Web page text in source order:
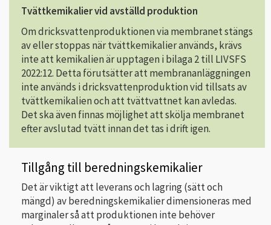
Tvättkemikalier vid avställd produktion
Om dricksvattenproduktionen via membranet stängs
av eller stoppas när tvättkemikalier används, krävs
inte att kemikalien är upptagen i bilaga 2 till LIVSFS
2022:12. Detta förutsätter att membrananläggningen
inte används i dricksvattenproduktion vid tillsats av
tvättkemikalien och att tvättvattnet kan avledas.
Det ska även finnas möjlighet att skölja membranet
efter avslutad tvätt innan det tas i drift igen.
Tillgång till beredningskemikalier
Det är viktigt att leverans och lagring (sätt och
mängd) av beredningskemikalier dimensioneras med
marginaler så att produktionen inte behöver